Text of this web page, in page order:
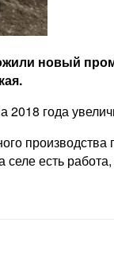
новый
2018 года
есть